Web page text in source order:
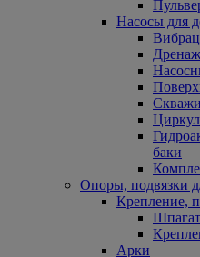
Насосы для
баки
Опоры, подвязки
Крепление,
Арки